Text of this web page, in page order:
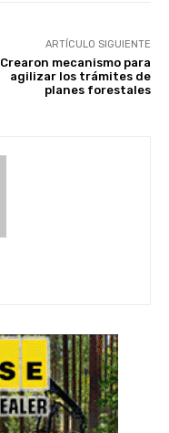
ARTÍCULO SIGUIENTE
Crearon mecanismo para
agilizar los trámites de
planes forestales